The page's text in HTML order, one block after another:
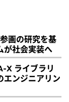
画の研究を基
が社会実装へ
X ライブラリ
ンジニアリン